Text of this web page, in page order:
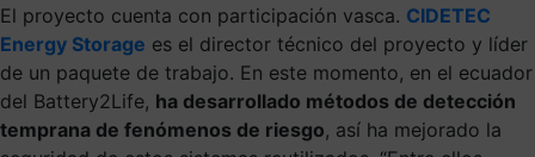
El proyecto cuenta con participación vasca. CIDETEC
Energy Storage es el director técnico del proyecto y líder
de un paquete de trabajo. En este momento, en el ecuador
del Battery2Life, ha desarrollado métodos de detección
temprana de fenómenos de riesgo, así ha mejorado la